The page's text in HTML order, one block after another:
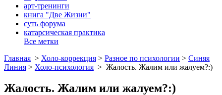
арт-тренинги
книга "Две Жизни"
суть форума
катарсическая практика
Все метки
Главная > Холо-коррекция > Разное по психологии > Синяя
Линия > Холо-психология > Жалость. Жалим или жалуем?:)
Жалость. Жалим или жалуем?:)